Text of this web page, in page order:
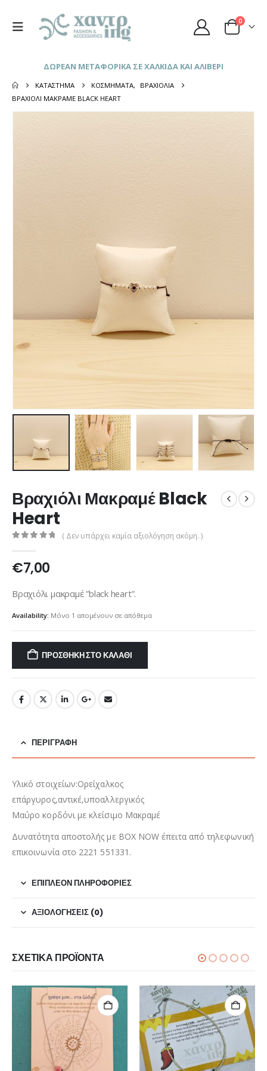
0
ΔΩΡΕΑΝ ΜΕΤΑΦΟΡΙΚΑ ΣΕ ΧΑΛΚΙΔΑ ΚΑΙ ΑΛΙΒΕΡΙ
ΚΑΤΆΣΤΗΜΑ ΚΟΣΜΉΜΑΤΑ,
ΒΡΑΧΙΌΛΙΑ
ΒΡΑΧΙΌΛΙ ΜΑΚΡΑΜΈ BLACK HEART
Βραχιόλι Μακραμέ Black
Heart
( Δεν υπάρχει καμία αξιολόγηση ακόμη. )
€7,00
Βραχιόλι μακραμέ ”black heart”.
Availability: Μόνο 1 απομένουν σε απόθεμα
ΠΡΟΣΘΉΚΗ ΣΤΟ ΚΑΛΆΘΙ
ΠΕΡΙΓΡΑΦΉ
Υλικό στοιχείων:Ορείχαλκος
επάργυρος,αντικέ,υποαλλεργικός
Μαύρο κορδόνι με κλείσιμο Μακραμέ
Δυνατότητα αποστολής με BOX NOW έπειτα από τηλεφωνική
επικοινωνία στο 2221 551331.
ΕΠΙΠΛΈΟΝ ΠΛΗΡΟΦΟΡΊΕΣ
ΑΞΙΟΛΟΓΉΣΕΙΣ (0)
ΣΧΕΤΙΚΆ ΠΡΟΪΌΝΤΑ